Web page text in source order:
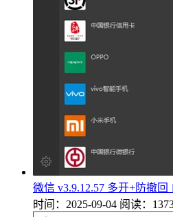
微信 v3.9.12.57 多开+防撤
时间：2025-09-04 阅读：